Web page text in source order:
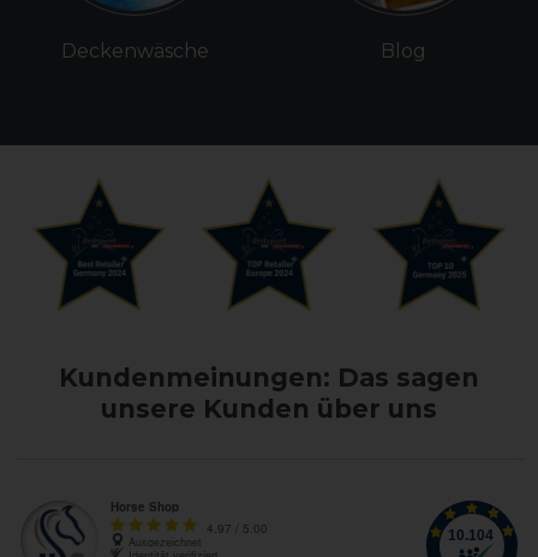
Deckenwäsche Blog
Kundenmeinungen: Das sagen
unsere Kunden über uns